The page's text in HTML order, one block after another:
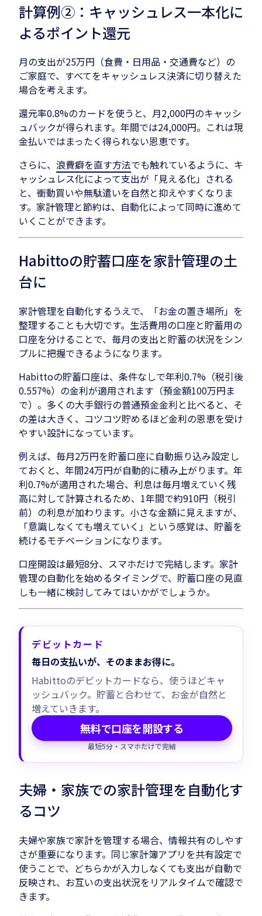
計算例②：キャッシュレス一本化に
よるポイント還元
月の支出が25万円（食費・日用品・交通費など）の
ご家庭で、すべてをキャッシュレス決済に切り替えた
場合を考えます。
還元率0.8%のカードを使うと、月2,000円のキャッシ
ュバックが得られます。年間では24,000円。これは現
金払いではまったく得られない恩恵です。
さらに、 浪費癖を直す方法でも触れているように、キ
ャッシュレス化によって支出が「見える化」される
と、衝動買いや無駄遣いを自然と抑えやすくなりま
す。家計管理と節約は、自動化によって同時に進めて
いくことができます。
Habittoの貯蓄口座を家計管理の土
台に
家計管理を自動化するうえで、「お金の置き場所」を
整理することも大切です。生活費用の口座と貯蓄用の
口座を分けることで、毎月の支出と貯蓄の状況をシン
プルに把握できるようになります。
Habittoの貯蓄口座は、条件なしで年利0.7%（税引後
0.557%）の金利が適用されます（預金額100万円ま
で）。多くの大手銀行の普通預金金利と比べると、そ
の差は大きく、コツコツ貯めるほど金利の恩恵を受け
やすい設計になっています。
例えば、毎月2万円を貯蓄口座に自動振り込み設定し
ておくと、年間24万円が自動的に積み上がります。年
利0.7%が適用された場合、利息は毎月増えていく残
高に対して計算されるため、1年間で約910円（税引
前）の利息が加わります。小さな金額に見えますが、
「意識しなくても増えていく」という感覚は、貯蓄を
続けるモチベーションになります。
口座開設は最短8分、スマホだけで完結します。家計
管理の自動化を始めるタイミングで、貯蓄口座の見直
しも一緒に検討してみてはいかがでしょうか。
デビットカード
毎日の支払いが、そのままお得に。
Habittoのデビットカードなら、使うほどキャ
ッシュバック。貯蓄と合わせて、お金が自然と
増えていきます。
無料で口座を開設する
最短5分・スマホだけで完結
夫婦・家族での家計管理を自動化す
るコツ
夫婦や家族で家計を管理する場合、情報共有のしやす
さが重要になります。同じ家計簿アプリを共有設定で
使うことで、どちらかが入力しなくても支出が自動で
反映され、お互いの支出状況をリアルタイムで確認で
きます。